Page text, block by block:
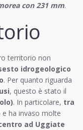
con 231 mm.
territorio non
idrogeologico
. Per quanto riguarda
, questo è stato il
. In particolare, tra
e ha invaso molte
ad Uggiate